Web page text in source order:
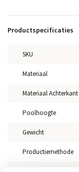
Productspecificaties
SKU
Materiaal
Materiaal Achterkant
Poolhoogte
Gewicht
Productiemethode